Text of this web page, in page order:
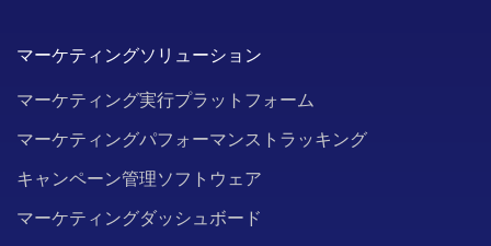
マーケティングソリューション
マーケティング実行プラットフォーム
マーケティングパフォーマンストラッキング
キャンペーン管理ソフトウェア
マーケティングダッシュボード